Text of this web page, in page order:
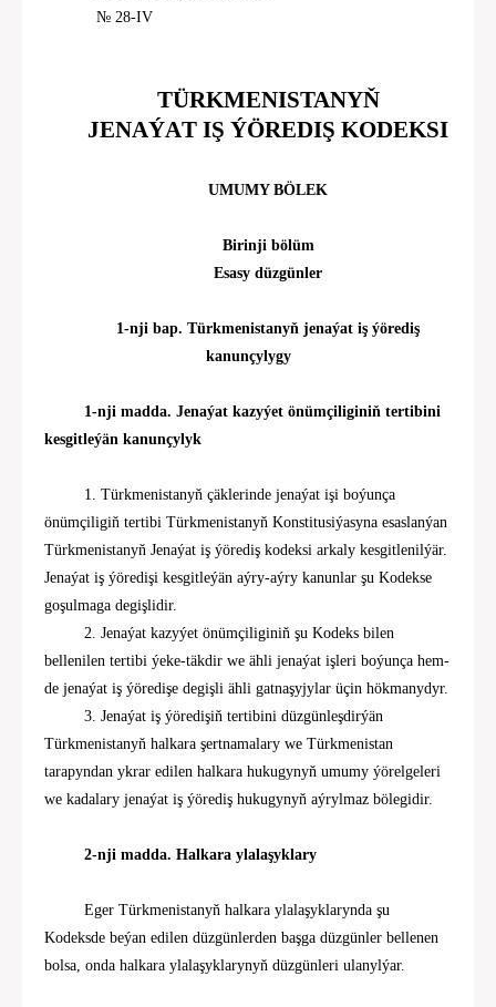
№28-IV
TÜRKMENISTANYŇ
JENAÝAT IŞ ÝÖREDIŞ KODEKSI
UMUMY BÖLEK
Birinji bölüm
Esasy düzgünler
1-nji bap. Türkmenistanyň jenaýat iş ýörediş
kanunçylygy
1-nji madda. Jenaýat kazyýet önümçiliginiň tertibini
kesgitleýän kanunçylyk
1. Türkmenistanyň çäklerinde jenaýat işi boýunça
önümçiligiň tertibi Türkmenistanyň Konstitusiýasyna esaslanýan
Türkmenistanyň Jenaýat iş ýörediş kodeksi arkaly kesgitlenilýär.
Jenaýat iş ýöredişi kesgitleýän aýry-aýry kanunlar şu Kodekse
goşulmaga degişlidir.
2. Jenaýat kazyýet önümçiliginiň şu Kodeks bilen
bellenilen tertibi ýeke-täkdir we ähli jenaýat işleri boýunça hem-
de jenaýat iş ýöredişe degişli ähli gatnaşyjylar üçin hökmanydyr.
3. Jenaýat iş ýöredişiň tertibini düzgünleşdirýän
Türkmenistanyň halkara şertnamalary we Türkmenistan
tarapyndan ykrar edilen halkara hukugynyň umumy ýörelgeleri
we kadalary jenaýat iş ýörediş hukugynyň aýrylmaz bölegidir.
2-nji madda. Halkara ylalaşyklary
Eger Türkmenistanyň halkara ylalaşyklarynda şu
Kodeksde beýan edilen düzgünlerden başga düzgünler bellenen
bolsa, onda halkara ylalaşyklarynyň düzgünleri ulanylýar.